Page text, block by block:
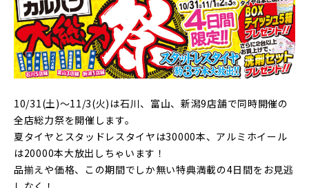
10/31(土)～11/3(火)は石川、富山、新潟9店舗で同時開催の
全店総力祭を開催します。
夏タイヤとスタッドレスタイヤは30000本、アルミホイール
は20000本大放出しちゃいます！
品揃えや価格、この期間でしか無い特典満載の4日間をお見逃